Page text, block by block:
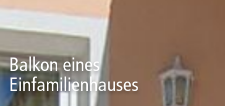
Balkon eines
Einfamilienhauses